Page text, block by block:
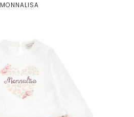
MONNALISA